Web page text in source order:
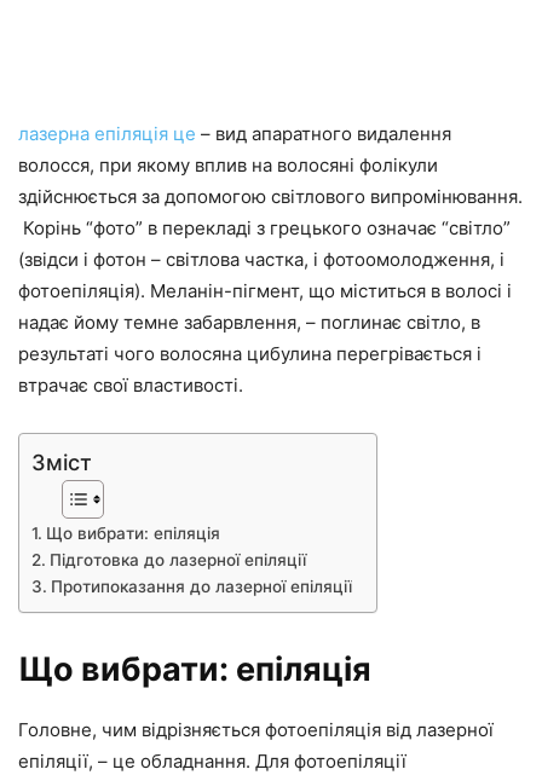
лазерна епіляція це – вид апаратного видалення
волосся, при якому вплив на волосяні фолікули
здійснюється за допомогою світлового випромінювання.
Корінь “фото” в перекладі з грецького означає “світло”
(звідси і фотон – світлова частка, і фотоомолодження, і
фотоепіляція). Меланін-пігмент, що міститься в волосі і
надає йому темне забарвлення, – поглинає світло, в
результаті чого волосяна цибулина перегрівається і
втрачає свої властивості.
Зміст
Що вибрати: епіляція
Підготовка до лазерної епіляції
Протипоказання до лазерної епіляції
Що вибрати: епіляція
Головне, чим відрізняється фотоепіляція від лазерної
епіляції, – це обладнання. Для фотоепіляції